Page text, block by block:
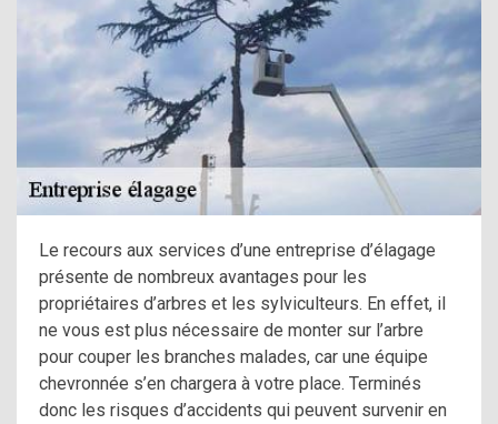
Le recours aux services d’une entreprise d’élagage
présente de nombreux avantages pour les
propriétaires d’arbres et les sylviculteurs. En effet, il
ne vous est plus nécessaire de monter sur l’arbre
pour couper les branches malades, car une équipe
chevronnée s’en chargera à votre place. Terminés
donc les risques d’accidents qui peuvent survenir en